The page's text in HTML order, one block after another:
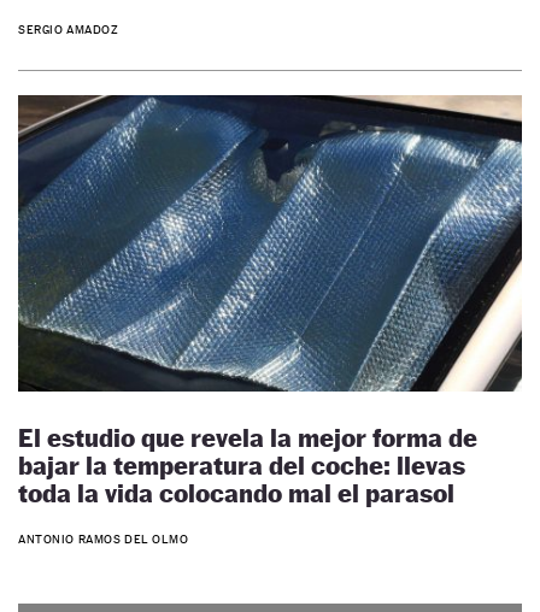
SERGIO AMADOZ
El estudio que revela la mejor forma de
bajar la temperatura del coche: llevas
toda la vida colocando mal el parasol
ANTONIO RAMOS DEL OLMO